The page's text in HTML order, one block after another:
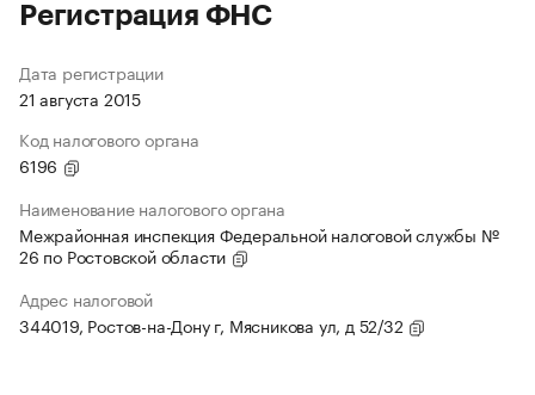
Регистрация ФНС
Дата регистрации
21 августа 2015
Код налогового органа
6196
Наименование налогового органа
Межрайонная инспекция Федеральной налоговой службы №
26 по Ростовской области
Адрес налоговой
344019, Ростов-на-Дону г, Мясникова ул, д 52/32